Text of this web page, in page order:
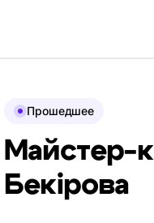
Прошедшее
Майстер-
Бекірова